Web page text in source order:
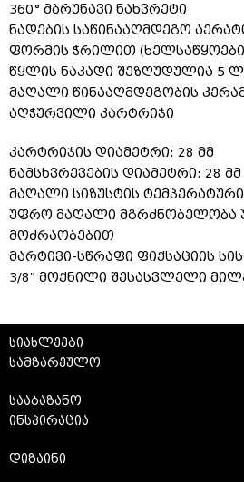
360° მბრუნავი ნახვრეტი
ნადების საწინააღმდეგო
ფორმის ჭრილით
წყლის ნაკადი შეზღუდულია 5
მაღალი წინააღმდეგობის
აღჭურვილი კარტრიჯი
კარტრიჯის დიამეტრი: 28 მმ
ნამსხვრევების დიამეტრი: 28 მმ
მაღალი სიზუსტის
უფრო მაღალი მგრძნობელობა
მოძრაობებით
მარტივი-სწრაფი ფიქსაციის
3/8″ მოქნილი შესასვლელი
სიახლეები
სამზარეულო
სააბაზანო
ინსპირაცია
დიზაინი